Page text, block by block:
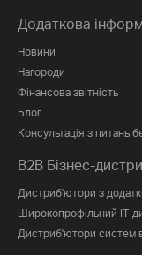
Додаткова
Новини
Нагороди
Фінансова звітність
Блог
Консультація з питань
B2B Бізнес-
Дистриб'ютори з
Широкопрофільний IT-
Дистриб'ютори систем